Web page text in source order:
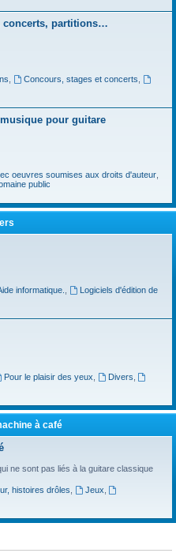
concerts, partitions…
Concours, stages et concerts
pour guitare
oeuvres soumises aux droits d'auteur,
public
informatique.
Logiciels d'édition de
Pour le plaisir des yeux Divers
à café
ne sont pas liés à la guitare classique
histoires drôles Jeux